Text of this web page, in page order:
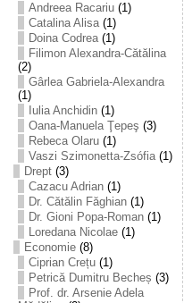
Andreea Racariu(1)
Catalina Alisa(1)
Doina Codrea(1)
Filimon Alexandra-Cătălina
(2)
Gârlea Gabriela-Alexandra
(1)
Iulia Anchidin(1)
Oana-Manuela Ţepeş (3)
Rebeca Olaru(1)
Vaszi Szimonetta-Zsófia(1)
Drept(3)
Cazacu Adrian(1)
Dr. Cătălin Făghian(1)
Dr. Gioni Popa-Roman(1)
Loredana Nicolae(1)
Economie(8)
Ciprian Crețu(1)
Petrică Dumitru Becheș (3)
Prof. dr. Arsenie Adela